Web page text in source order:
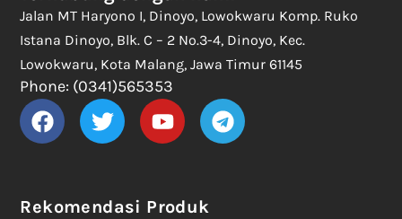
Rekomendasi Produk
Jalan MT Haryono I, Dinoyo, Lowokwaru Komp. Ruko
Istana Dinoyo, Blk. C – 2 No.3-4, Dinoyo, Kec.
Lowokwaru, Kota Malang, Jawa Timur 61145
Phone: (0341)565353